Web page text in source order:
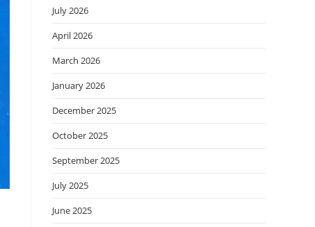
July 2026
April 2026
March 2026
January 2026
December 2025
October 2025
September 2025
July 2025
June 2025